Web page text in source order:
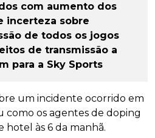
com aumento dos
incerteza sobre
de todos os jogos
de transmissão a
para a Sky Sports
um incidente ocorrido em
como os agentes de doping
hotel às 6 da manhã.